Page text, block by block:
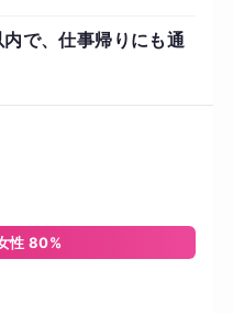
で、仕事帰りにも通
性 80%